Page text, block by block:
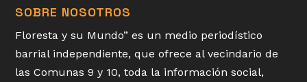
SOBRE NOSOTROS
Floresta y su Mundo” es un medio periodístico
barrial independiente, que ofrece al vecindario de
las Comunas 9 y 10, toda la información social,